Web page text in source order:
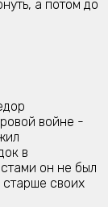
а потом до
войне -
в
он не был
старше своих